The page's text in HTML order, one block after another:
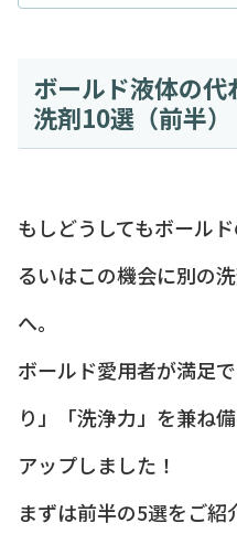
ボールド液体の
洗剤10選（前半）
もしどうしてもボール
るいはこの機会に別の
へ。
ボールド愛用者が満足
り」「洗浄力」を兼ね
アップしました！
まずは前半の5選をご紹